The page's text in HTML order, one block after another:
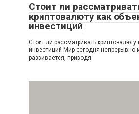
Стоит ли
криптовалюту как
инвестиций
Стоит ли рассматривать криптовалюту
инвестиций Мир сегодня непрерывно
развивается, приводя